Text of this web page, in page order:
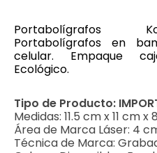
Portabolígrafos
Portabolígrafos en
celular. Empaque
Ecológico.
Tipo de Producto:
Medidas: 11.5 cm x 11 cm x
Área de Marca Láser: 4
Técnica de Marca: